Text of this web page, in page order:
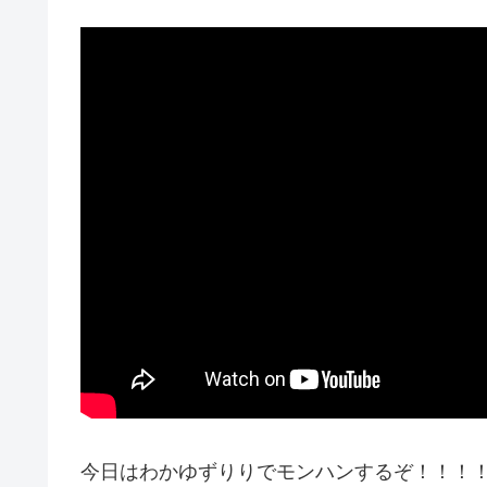
今日はわかゆずりりでモンハンするぞ！！！